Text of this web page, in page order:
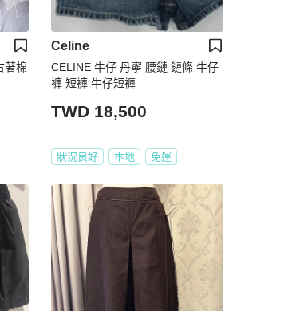
著棉
Celine
CELINE 牛仔 丹寧 腰鏈 鏈條 牛仔
褲 短褲 牛仔短褲
TWD 18,500
狀況良好 本地 免運